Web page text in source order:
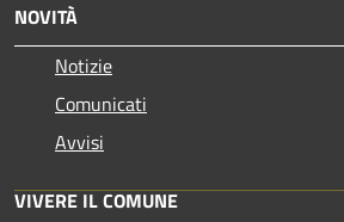
NOVITÀ
Notizie
Comunicati
Avvisi
VIVERE IL COMUNE